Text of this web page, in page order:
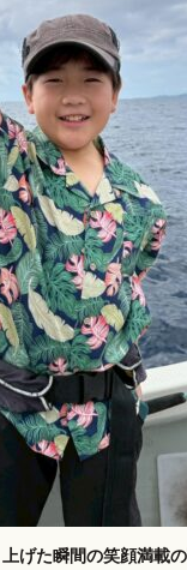
げた瞬間の笑顔満載の